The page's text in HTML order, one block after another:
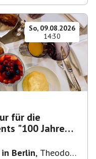
So, 09.08.2026
14:30
für die
"100 Jahre
Berlin, Theodor-